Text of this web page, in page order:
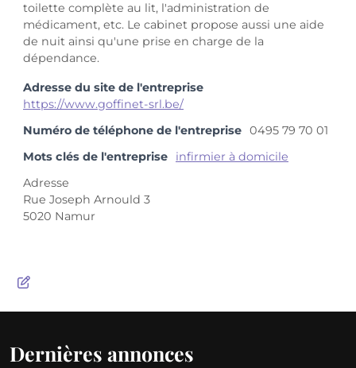
toilette complète au lit, l'administration de
médicament, etc. Le cabinet propose aussi une aide
de nuit ainsi qu'une prise en charge de la
dépendance.
Adresse du site de l'entreprise
https://www.goffinet-srl.be/
Numéro de téléphone de l'entreprise 0495 79 70 01
Mots clés de l'entreprise
infirmier à domicile
Adresse
Rue Joseph Arnould 3
5020 Namur
Dernières annonces